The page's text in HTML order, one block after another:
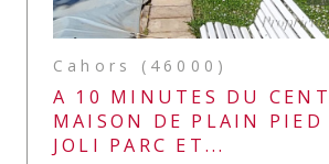
Cahors (46000)
A 10 MINUTES DU
MAISON DE PLAIN PIED
JOLI PARC ET...